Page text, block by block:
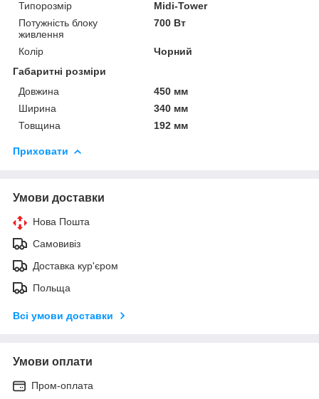
Типорозмір
Midi-Tower
Потужність блоку
живлення
700 Вт
Колір
Чорний
Габаритні розміри
Довжина
450 мм
Ширина
340 мм
Товщина
192 мм
Приховати
Умови доставки
Нова Пошта
Самовивіз
Доставка кур'єром
Польща
Всі умови доставки
Умови оплати
Пром-оплата